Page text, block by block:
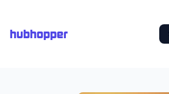
hubhopper